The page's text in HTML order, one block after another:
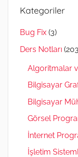
Kategoriler
Bug Fix (3)
Ders Notları
Algoritmalar
Bilgisayar
Bilgisayar
Görsel
İnternet
İşletim